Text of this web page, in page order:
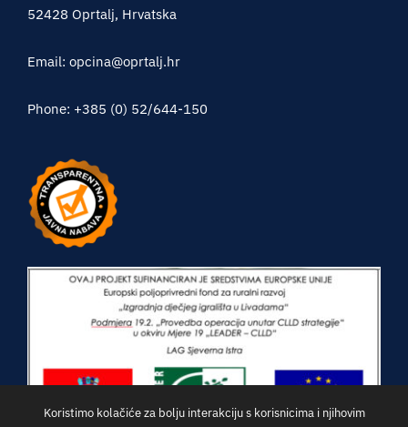
52428 Oprtalj, Hrvatska
Email: opcina@oprtalj.hr
Phone: +385 (0) 52/644-150
Koristimo kolačiće za bolju interakciju s korisnicima i njihovim